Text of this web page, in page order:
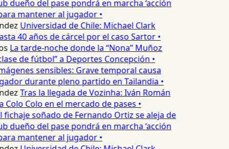
dueño del pase pondrá en marcha ‘acción
mantener al jugador •
Universidad de Chile: Michael Clark
40 años de cárcel por el caso Sartor •
La tarde-noche donde la “Nona” Muñoz
de fútbol” a Deportes Concepción •
sensibles: Grave temporal causa
durante pleno partido en Tailandia •
Tras la llegada de Vozinha: Iván Román
Colo en el mercado de pases •
fichaje soñado de Fernando Ortiz se aleja de
dueño del pase pondrá en marcha ‘acción
mantener al jugador •